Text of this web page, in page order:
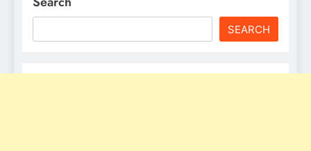
SEARCH